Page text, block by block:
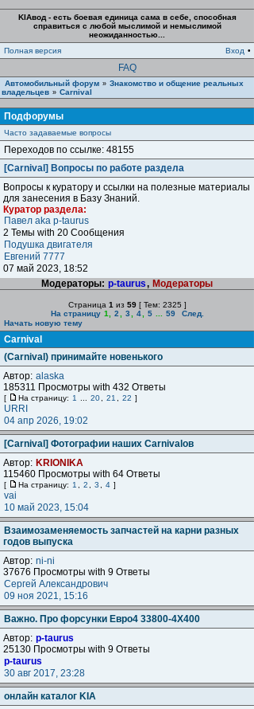
KIAвод - есть боевая единица сама в себе, способная
справиться с любой мыслимой и немыслимой
неожиданностью...
Полная версия
Вход •
FAQ
Автомобильный форум » Знакомство и общение реальных
владельцев » Carnival
Подфорумы
Часто задаваемые вопросы
Переходов по ссылке: 48155
[Carnival] Вопросы по работе раздела
Вопросы к куратору и ссылки на полезные материалы
для занесения в Базу Знаний.
Куратор раздела:
Павел aka p-taurus
2 Темы with 20 Сообщения
Подушка двигателя
Евгений 7777
07 май 2023, 18:52
Модераторы: p-taurus, Модераторы
Страница 1 из 59[ Тем: 2325 ]
На страницу 1 2 3 4 5 59
След.
Начать новую тему
Carnival
(Carnival) принимайте новенького
Автор: alaska
185311 Просмотры with 432 Ответы
[ На страницу: 1 20 21 22 ]
URRI
04 апр 2026, 19:02
[Carnival] Фотографии наших Carnivaloв
Автор: KRIONIKA
115460 Просмотры with 64 Ответы
[ На страницу: 1 2 3 4 ]
vai
10 май 2023, 15:04
Взаимозаменяемость запчастей на карни разных
годов выпуска
Автор: ni-ni
37676 Просмотры with 9 Ответы
Сергей Александрович
09 ноя 2021, 15:16
Важно. Про форсунки Евро4 33800-4X400
Автор: p-taurus
25130 Просмотры with 9 Ответы
p-taurus
30 авг 2017, 23:28
онлайн каталог KIA